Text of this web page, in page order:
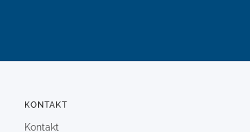
KONTAKT
Kontakt